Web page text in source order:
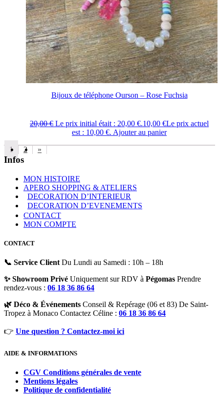
Bijoux de téléphone Ourson – Rose Fuchsia
20,00€ Le prix initial était : 20,00 €.10,00 €Le prix actuel
est : 10,00 €. Ajouter au panier
1 2 »
Infos
MON HISTOIRE
APERO SHOPPING & ATELIERS
DECORATION D’INTERIEUR
DECORATION D’EVENEMENTS
CONTACT
MON COMPTE
CONTACT
📞 Service Client Du Lundi au Samedi : 10h – 18h
✨ Showroom Privé Uniquement sur RDV à Pégomas Prendre
rendez-vous : 06 18 36 86 64
🌿 Déco & Événements Conseil & Repérage (06 et 83) De Saint-
Tropez à Monaco Contactez Céline : 06 18 36 86 64
👉 Une question ? Contactez-moi ici
AIDE & INFORMATIONS
CGV Conditions générales de vente
Mentions légales
Politique de confidentialité